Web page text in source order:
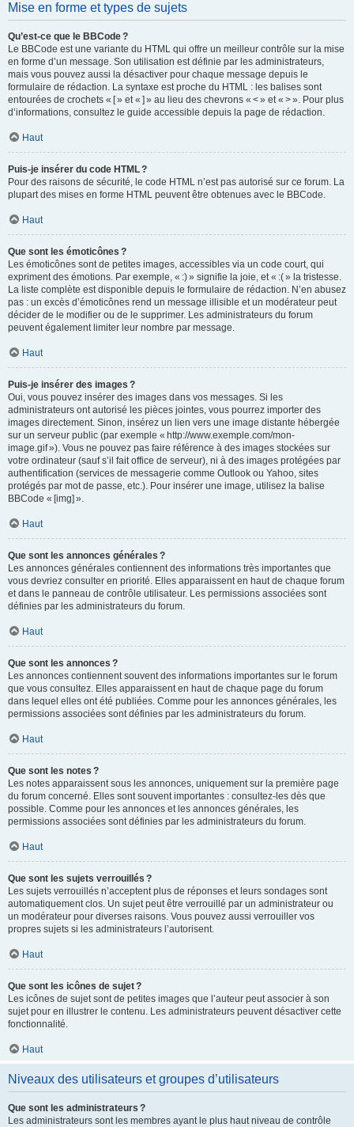
Mise en forme et types de sujets
Qu’est-ce que le BBCode ?
Le BBCode est une variante du HTML qui offre un meilleur contrôle sur la mise
en forme d’un message. Son utilisation est définie par les administrateurs,
mais vous pouvez aussi la désactiver pour chaque message depuis le
formulaire de rédaction. La syntaxe est proche du HTML : les balises sont
entourées de crochets « [ » et « ] » au lieu des chevrons « < » et « > ». Pour plus
d’informations, consultez le guide accessible depuis la page de rédaction.
Haut
Puis-je insérer du code HTML ?
Pour des raisons de sécurité, le code HTML n’est pas autorisé sur ce forum. La
plupart des mises en forme HTML peuvent être obtenues avec le BBCode.
Haut
Que sont les émoticônes ?
Les émoticônes sont de petites images, accessibles via un code court, qui
expriment des émotions. Par exemple, « :) » signifie la joie, et « :( » la tristesse.
La liste complète est disponible depuis le formulaire de rédaction. N’en abusez
pas : un excès d’émoticônes rend un message illisible et un modérateur peut
décider de le modifier ou de le supprimer. Les administrateurs du forum
peuvent également limiter leur nombre par message.
Haut
Puis-je insérer des images ?
Oui, vous pouvez insérer des images dans vos messages. Si les
administrateurs ont autorisé les pièces jointes, vous pourrez importer des
images directement. Sinon, insérez un lien vers une image distante hébergée
sur un serveur public (par exemple « http://www.exemple.com/mon-
image.gif »). Vous ne pouvez pas faire référence à des images stockées sur
votre ordinateur (sauf s’il fait office de serveur), ni à des images protégées par
authentification (services de messagerie comme Outlook ou Yahoo, sites
protégés par mot de passe, etc.). Pour insérer une image, utilisez la balise
BBCode « [img] ».
Haut
Que sont les annonces générales ?
Les annonces générales contiennent des informations très importantes que
vous devriez consulter en priorité. Elles apparaissent en haut de chaque forum
et dans le panneau de contrôle utilisateur. Les permissions associées sont
définies par les administrateurs du forum.
Haut
Que sont les annonces ?
Les annonces contiennent souvent des informations importantes sur le forum
que vous consultez. Elles apparaissent en haut de chaque page du forum
dans lequel elles ont été publiées. Comme pour les annonces générales, les
permissions associées sont définies par les administrateurs du forum.
Haut
Que sont les notes ?
Les notes apparaissent sous les annonces, uniquement sur la première page
du forum concerné. Elles sont souvent importantes : consultez-les dès que
possible. Comme pour les annonces et les annonces générales, les
permissions associées sont définies par les administrateurs du forum.
Haut
Que sont les sujets verrouillés ?
Les sujets verrouillés n’acceptent plus de réponses et leurs sondages sont
automatiquement clos. Un sujet peut être verrouillé par un administrateur ou
un modérateur pour diverses raisons. Vous pouvez aussi verrouiller vos
propres sujets si les administrateurs l’autorisent.
Haut
Que sont les icônes de sujet ?
Les icônes de sujet sont de petites images que l’auteur peut associer à son
sujet pour en illustrer le contenu. Les administrateurs peuvent désactiver cette
fonctionnalité.
Haut
Niveaux des utilisateurs et groupes d’utilisateurs
Que sont les administrateurs ?
Les administrateurs sont les membres ayant le plus haut niveau de contrôle